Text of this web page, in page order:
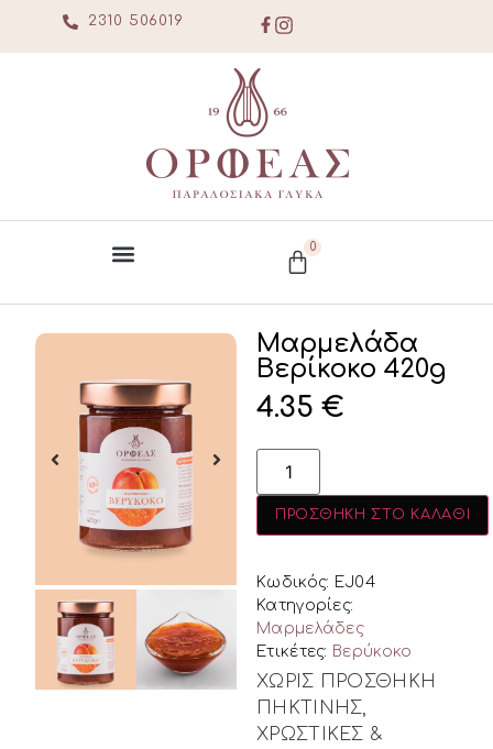
2310 506019
0
Μαρμελάδα
Βερίκοκο 420g
4.35€
ΠΡΟΣΘΉΚΗ ΣΤΟ ΚΑΛΆΘΙ
Κωδικός: EJ04
Κατηγορίες:
Μαρμελάδες
Ετικέτες: Βερύκοκο
ΧΩΡΙΣ ΠΡΟΣΘΗΚΗ
ΠΗΚΤΙΝΗΣ,
ΧΡΩΣΤΙΚΕΣ &